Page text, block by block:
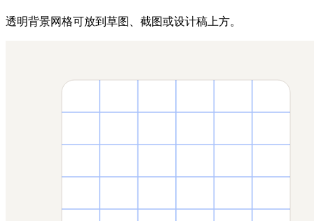
透明背景网格可放到草图、截图或设计稿上方。